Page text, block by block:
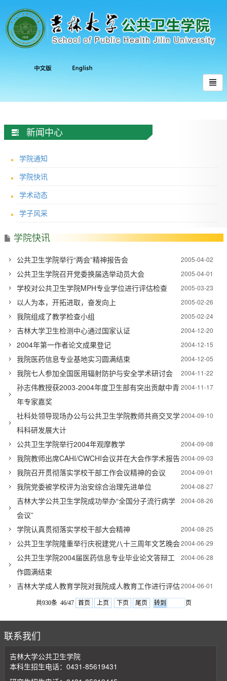
新闻中心
学院通知
学院快讯
学术动态
学子风采
学院快讯
2005-04-02
公共卫生学院举行“两会”精神报告会
2005-04-01
公共卫生学院召开党委换届选举动员大会
2005-03-23
学校对公共卫生学院MPH专业学位进行评估检查
2005-02-26
以人为本，开拓进取，奋发向上
2005-02-24
我院组成了教学检查小组
2004-12-20
吉林大学卫生检测中心通过国家认证
2004-12-15
2004年第一作者论文成果登记
2004-12-05
我院医药信息专业基地实习圆满结束
2004-11-22
我院七人参加全国医用辐射防护与安全学术研讨会
2004-11-17
孙志伟教授获2003-2004年度卫生部有突出贡献中青
年专家嘉奖
2004-09-10
社科处领导现场办公与公共卫生学院教师共商交叉学
科科研发展大计
2004-09-08
公共卫生学院举行2004年观摩教学
2004-09-03
我院教师出席CAHI/CWCHI会议并在大会作学术报告
2004-09-01
我院召开贯彻落实学校干部工作会议精神的会议
2004-08-27
我院党委被学校评为治安综合治理先进单位
2004-08-26
吉林大学公共卫生学院成功举办“全国分子流行病学
会议”
2004-08-25
学院认真贯彻落实学校干部大会精神
2004-06-29
公共卫生学院隆重举行庆祝建党八十三周年文艺晚会
2004-06-28
公共卫生学院2004届医药信息专业毕业论文答辩工
作圆满结束
2004-06-01
吉林大学成人教育学院对我院成人教育工作进行评估
共930条 46/47 首页 上页 下页 尾页 页
联系我们
吉林大学公共卫生学院
本科生招生电话：0431-85619431